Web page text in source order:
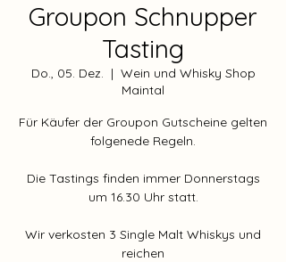
Groupon Schnupper
Tasting
Do., 05. Dez.
  |
Wein und Whisky Shop
Maintal
Für Käufer der Groupon Gutscheine gelten
folgenede Regeln.
Die Tastings finden immer Donnerstags
um 16.30 Uhr statt.
Wir verkosten 3 Single Malt Whiskys und
reichen